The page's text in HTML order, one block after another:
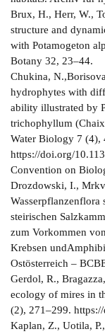
Brux, H., Herr, W.,
structure and
with Potamogeton
Botany 32, 23–44.
Chukina,
hydrophytes with
ability illustrated by
trichophyllum
Water Biology 7 (4),
https://doi.org/
Convention on
Drozdowski, I.,
Wasserpflanzenflora
steirischen
zum Vorkommen
Krebsen
Ostösterreich –
Gerdol, R.,
ecology of mires in
(2), 271–299.
Kaplan, Z., Uotila,